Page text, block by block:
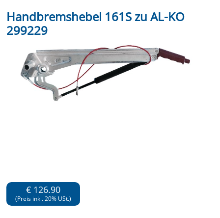
Handbremshebel 161S zu AL-KO
299229
€ 126.90
(Preis inkl. 20% USt.)